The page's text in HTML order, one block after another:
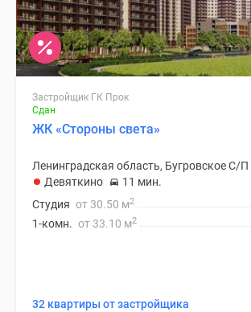
Застройщик ГК Прок
Сдан
ЖК «Стороны света»
Ленинградская область, Бугровское С/П
Девяткино
11 мин.
Студия от 30.50 м2
1-комн. от 33.10 м2
32 квартиры от застройщика